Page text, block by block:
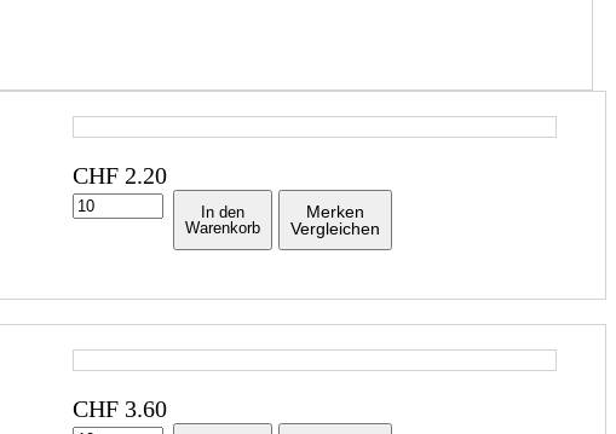
CHF 2.20
In den
Warenkorb
Merken
Vergleichen
CHF 3.60